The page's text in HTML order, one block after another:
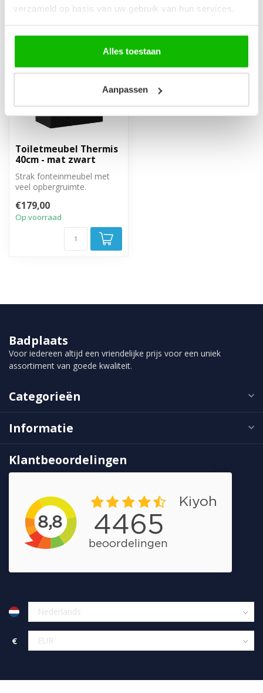
verzameld op basis van uw gebruik van hun services.
Alles toestaan
Aanpassen
Toiletmeubel Thermis
40cm - mat zwart
Strak fonteinmeubel met
veel opbergruimte.
soft close sl...
€179,00
Op voorraad
Badplaats
Voor iedereen altijd een vriendelijke prijs voor een uniek
assortiment van goede kwaliteit.
Categorieën
Informatie
Klantbeoordelingen
€